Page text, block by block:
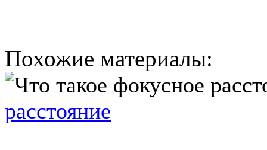
Похожие материалы:
расстояние